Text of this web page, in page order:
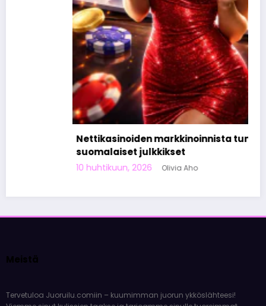
Nettikasinoiden markkinoinnista tunnetut
suomalaiset julkkikset
10 huhtikuun, 2026 Olivia Aho
Meistä
Tervetuloa Juoruilu.comiin – kuumimman juorun ykköslähteesi!